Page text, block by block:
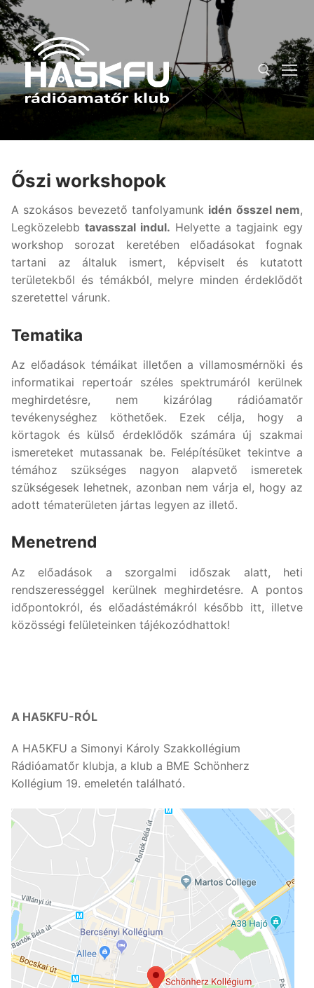
Ugrás
a
tartalomra
Keresése:
Őszi workshopok
A szokásos bevezető tanfolyamunk idén ősszel nem,
Legközelebb tavasszal indul. Helyette a tagjaink egy
workshop sorozat keretében előadásokat fognak
tartani az általuk ismert, képviselt és kutatott
területekből és témákból, melyre minden érdeklődőt
szeretettel várunk.
Tematika
Az előadások témáikat illetően a villamosmérnöki és
informatikai repertoár széles spektrumáról kerülnek
meghirdetésre, nem kizárólag rádióamatőr
tevékenységhez köthetőek. Ezek célja, hogy a
körtagok és külső érdeklődők számára új szakmai
ismereteket mutassanak be. Felépítésüket tekintve a
témához szükséges nagyon alapvető ismeretek
szükségesek lehetnek, azonban nem várja el, hogy az
adott tématerületen jártas legyen az illető.
Menetrend
Az előadások a szorgalmi időszak alatt, heti
rendszerességgel kerülnek meghirdetésre. A pontos
időpontokról, és előadástémákról később itt, illetve
közösségi felületeinken tájékozódhattok!
A HA5KFU-RÓL
A HA5KFU a Simonyi Károly Szakkollégium
Rádióamatőr klubja, a klub a BME Schönherz
Kollégium 19. emeletén található.